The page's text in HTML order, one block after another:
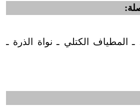
ـ المطياف الكتلي ـ نواة الذرة ـ